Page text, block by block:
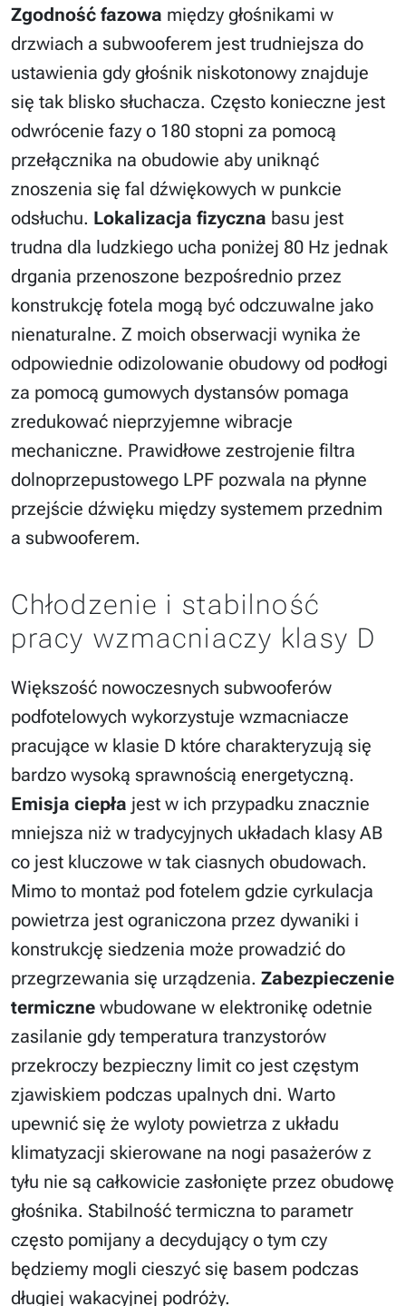
Zgodność fazowa między głośnikami w
drzwiach a subwooferem jest trudniejsza do
ustawienia gdy głośnik niskotonowy znajduje
się tak blisko słuchacza. Często konieczne jest
odwrócenie fazy o 180 stopni za pomocą
przełącznika na obudowie aby uniknąć
znoszenia się fal dźwiękowych w punkcie
odsłuchu. Lokalizacja fizyczna basu jest
trudna dla ludzkiego ucha poniżej 80 Hz jednak
drgania przenoszone bezpośrednio przez
konstrukcję fotela mogą być odczuwalne jako
nienaturalne. Z moich obserwacji wynika że
odpowiednie odizolowanie obudowy od podłogi
za pomocą gumowych dystansów pomaga
zredukować nieprzyjemne wibracje
mechaniczne. Prawidłowe zestrojenie filtra
dolnoprzepustowego LPF pozwala na płynne
przejście dźwięku między systemem przednim
a subwooferem.
Chłodzenie i stabilność
pracy wzmacniaczy klasy D
Większość nowoczesnych subwooferów
podfotelowych wykorzystuje wzmacniacze
pracujące w klasie D które charakteryzują się
bardzo wysoką sprawnością energetyczną.
Emisja ciepła jest w ich przypadku znacznie
mniejsza niż w tradycyjnych układach klasy AB
co jest kluczowe w tak ciasnych obudowach.
Mimo to montaż pod fotelem gdzie cyrkulacja
powietrza jest ograniczona przez dywaniki i
konstrukcję siedzenia może prowadzić do
przegrzewania się urządzenia. Zabezpieczenie
termiczne wbudowane w elektronikę odetnie
zasilanie gdy temperatura tranzystorów
przekroczy bezpieczny limit co jest częstym
zjawiskiem podczas upalnych dni. Warto
upewnić się że wyloty powietrza z układu
klimatyzacji skierowane na nogi pasażerów z
tyłu nie są całkowicie zasłonięte przez obudowę
głośnika. Stabilność termiczna to parametr
często pomijany a decydujący o tym czy
będziemy mogli cieszyć się basem podczas
długiej wakacyjnej podróży.